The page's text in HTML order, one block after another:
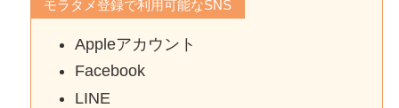
モラタメ登録で利用可能なSNS
Appleアカウント
Facebook
LINE